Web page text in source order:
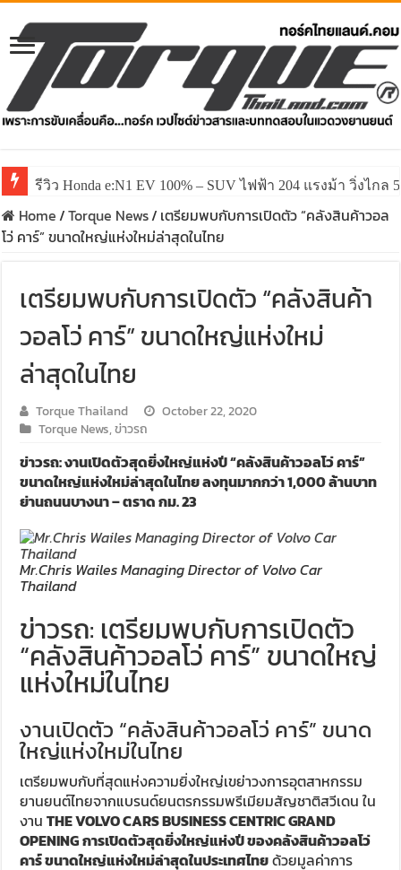
รีวิว Honda e:N1 EV 100% – SUV ไฟฟ้า 204 แรงม้า วิ่งไกล
รีวิว ลองขับ All New GWM HAVAL H6 ปรับโฉมหน้าใหม่
Home/Torque News/ เตรียมพบกับการเปิดตัว “คลังสินค้าวอล
โว่ คาร์” ขนาดใหญ่แห่งใหม่ล่าสุดในไทย
เตรียมพบกับการเปิดตัว “คลังสินค้า
วอลโว่ คาร์” ขนาดใหญ่แห่งใหม่
ล่าสุดในไทย
Torque Thailand
October 22, 2020
Torque News,ข่าวรถ
ข่าวรถ: งานเปิดตัวสุดยิ่งใหญ่แห่งปี “คลังสินค้าวอลโว่ คาร์”
ขนาดใหญ่แห่งใหม่ล่าสุดในไทย ลงทุนมากกว่า 1,000 ล้านบาท
ย่านถนนบางนา – ตราด กม. 23
Mr.Chris Wailes Managing Director of Volvo Car
Thailand
ข่าวรถ: เตรียมพบกับการเปิดตัว
“คลังสินค้าวอลโว่ คาร์” ขนาดใหญ่
แห่งใหม่ในไทย
งานเปิดตัว “คลังสินค้าวอลโว่ คาร์” ขนาด
ใหญ่แห่งใหม่ในไทย
เตรียมพบกับที่สุดแห่งความยิ่งใหญ่เขย่าวงการอุตสาหกรรม
ยานยนต์ไทยจากแบรนด์ยนตรกรรมพรีเมียมสัญชาติสวีเดน ใน
งานTHE VOLVO CARS BUSINESS CENTRIC GRAND
OPENINGการเปิดตัวสุดยิ่งใหญ่แห่งปี ของคลังสินค้าวอลโว่
คาร์ ขนาดใหญ่แห่งใหม่ล่าสุดในประเทศไทยด้วยมูลค่าการ